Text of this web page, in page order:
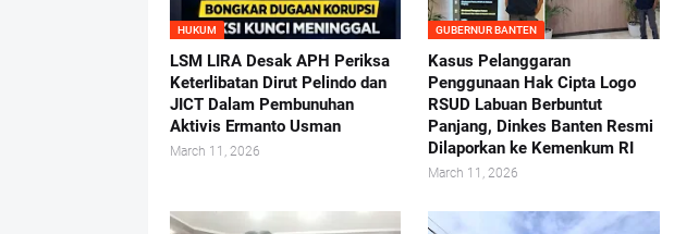
HUKUM
LSM LIRA Desak APH Periksa
Keterlibatan Dirut Pelindo dan
JICT Dalam Pembunuhan
Aktivis Ermanto Usman
March 11, 2026
GUBERNUR BANTEN
Kasus Pelanggaran
Penggunaan Hak Cipta Logo
RSUD Labuan Berbuntut
Panjang, Dinkes Banten Resmi
Dilaporkan ke Kemenkum RI
March 11, 2026